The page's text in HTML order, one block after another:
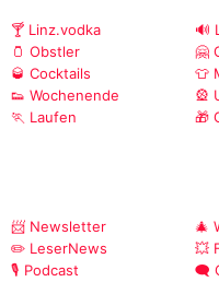
🍸 Linz.vodka
🫙 Obstler
🥃 Cocktails
👟 Wochenende
🏃 Laufen
🔊
🤗
👕
🎡
🎁
📨 Newsletter
✏️ LeserNews
🎙️ Podcast
🎄
💥
🗨️